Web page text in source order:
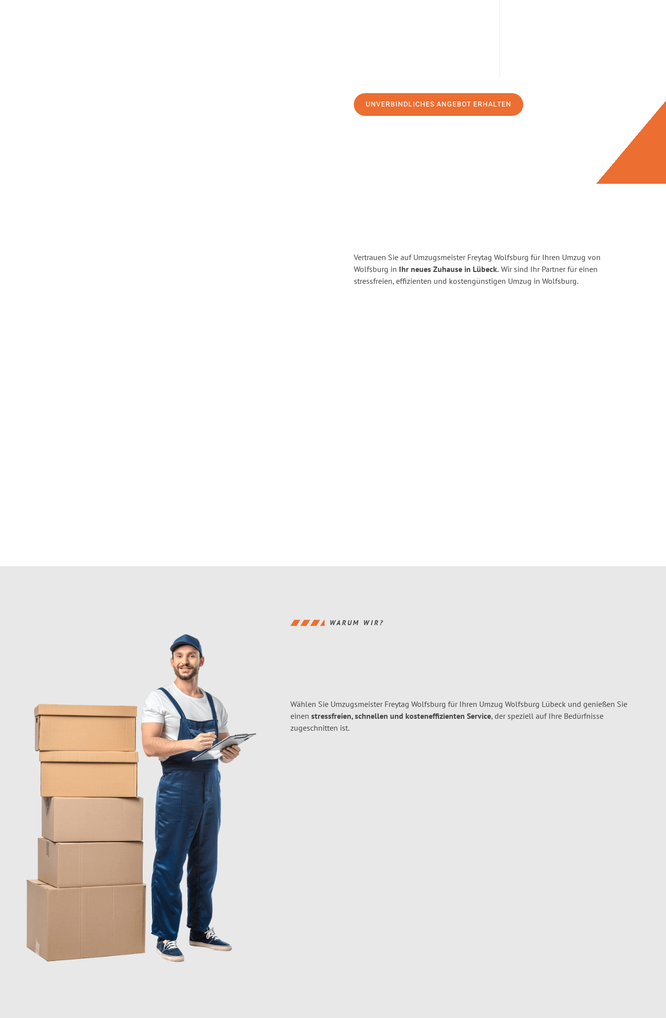
UNVERBINDLICHES ANGEBOT ERHALTEN
Vertrauen Sie auf Umzugsmeister Freytag Wolfsburg für Ihren Umzug von
Wolfsburg in Ihr neues Zuhause in Lübeck. Wir sind Ihr Partner für einen
stressfreien, effizienten und kostengünstigen Umzug in Wolfsburg.
WARUM WIR?
Wählen Sie Umzugsmeister Freytag Wolfsburg für Ihren Umzug Wolfsburg Lübeck und genießen Sie
einen stressfreien, schnellen und kosteneffizienten Service, der speziell auf Ihre Bedürfnisse
zugeschnitten ist.